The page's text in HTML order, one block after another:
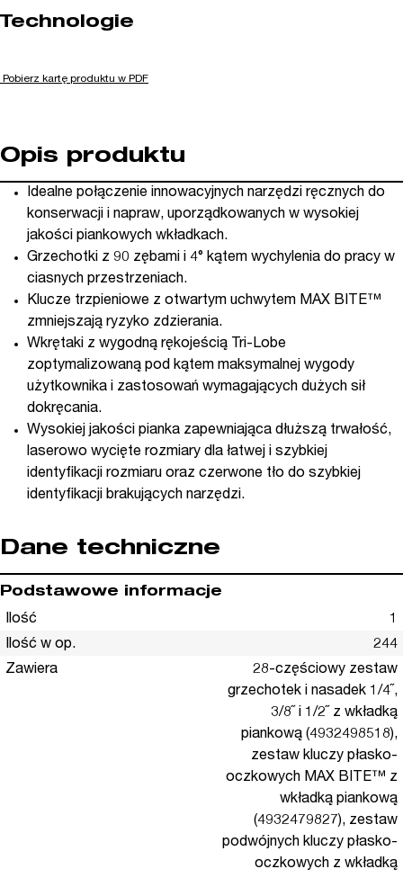
Technologie
Pobierz kartę produktu w PDF
Opis produktu
Idealne połączenie innowacyjnych narzędzi ręcznych do
konserwacji i napraw, uporządkowanych w wysokiej
jakości piankowych wkładkach.
Grzechotki z 90 zębami i 4° kątem wychylenia do pracy w
ciasnych przestrzeniach.
Klucze trzpieniowe z otwartym uchwytem MAX BITE™
zmniejszają ryzyko zdzierania.
Wkrętaki z wygodną rękojeścią Tri-Lobe
zoptymalizowaną pod kątem maksymalnej wygody
użytkownika i zastosowań wymagających dużych sił
dokręcania.
Wysokiej jakości pianka zapewniająca dłuższą trwałość,
laserowo wycięte rozmiary dla łatwej i szybkiej
identyfikacji rozmiaru oraz czerwone tło do szybkiej
identyfikacji brakujących narzędzi.
Dane techniczne
Podstawowe informacje
Ilość
1
Ilość w op.
244
Zawiera
28-częściowy zestaw
grzechotek i nasadek 1/4˝,
3/8˝ i 1/2˝ z wkładką
piankową (4932498518),
zestaw kluczy płasko-
oczkowych MAX BITE™ z
wkładką piankową
(4932479827), zestaw
podwójnych kluczy płasko-
oczkowych z wkładką